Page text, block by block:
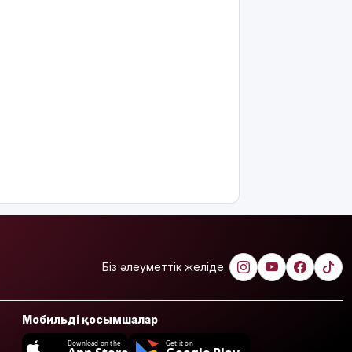
балабақша
түсіп қалды
Ғалымдар
Біз әлеуметтік желіде:
Мобильді қосымшалар
Download on the Get it on